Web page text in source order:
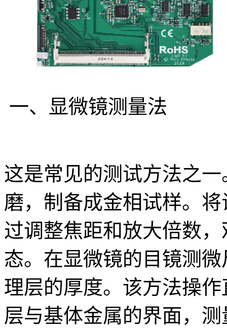
一、显微镜测量法
这是常见的测试方法之
磨，制备成金相试样。
过调整焦距和放大倍数
态。在显微镜的目镜测
理层的厚度。该方法操
层与基体金属的界面，